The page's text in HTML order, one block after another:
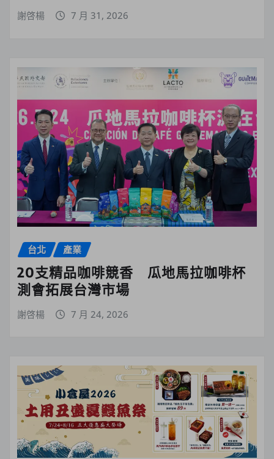
謝啓楊 7 月 31, 2026
台北 產業
20支精品咖啡競香 瓜地馬拉咖啡杯
測會拓展台灣市場
謝啓楊 7 月 24, 2026